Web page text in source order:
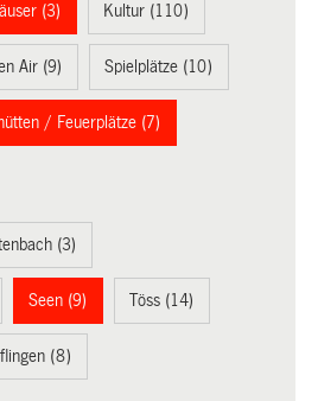
(3) Kultur (110)
Air (9) Spielplätze (10)
/ Feuerplätze (7)
(3)
Seen (9) Töss (14)
(8)